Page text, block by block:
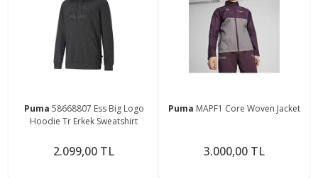
Puma 58668807 Ess Big Logo
Hoodie Tr Erkek Sweatshirt
2.099,00 TL
Puma MAPF1 Core Woven Jacket
3.000,00 TL